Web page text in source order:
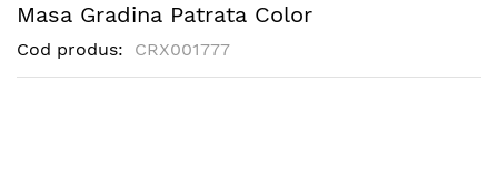
Masa Gradina Patrata Color
Cod produs CRX001777